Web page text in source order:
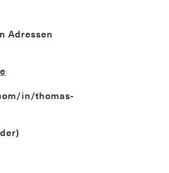
Adressen
in/thomas-